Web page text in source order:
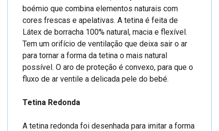
boémio que combina elementos naturais com
cores frescas e apelativas. A tetina é feita de
Látex de borracha 100% natural, macia e flexível.
Tem um orifício de ventilação que deixa sair o ar
para tornar a forma da tetina o mais natural
possível. O aro de proteção é convexo, para que o
fluxo de ar ventile a delicada pele do bebé.
Tetina Redonda
A tetina redonda foi desenhada para imitar a forma